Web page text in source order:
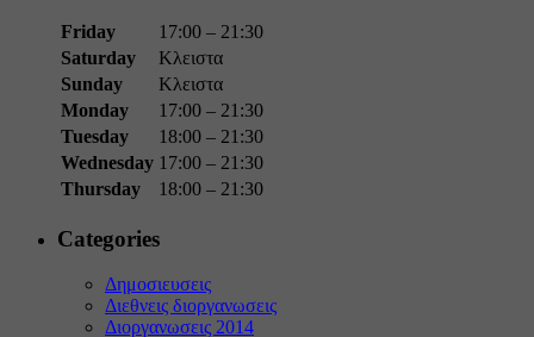
Friday
17:00 – 21:30
Saturday
Κλειστα
Sunday
Κλειστα
Monday
17:00 – 21:30
Tuesday
18:00 – 21:30
Wednesday 17:00 – 21:30
Thursday
18:00 – 21:30
Categories
Δημοσιευσεις
Διεθνεις διοργανωσεις
Διοργανωσεις 2014